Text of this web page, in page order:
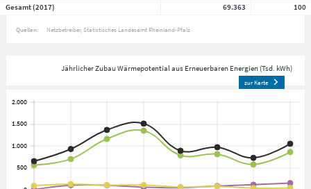
Gesamt (2017)
69.363 100
Quellen: Netzbetreiber Statistisches Landesamt Rheinland-Pfalz
Jährlicher Zubau Wärmepotential aus Erneuerbaren Energien (Tsd. kWh)
zur Karte